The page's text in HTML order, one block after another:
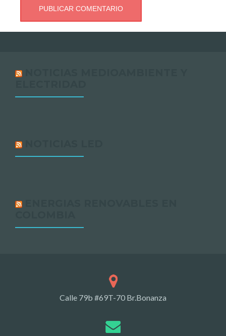
Calle 79b #69T-70 Br.Bonanza